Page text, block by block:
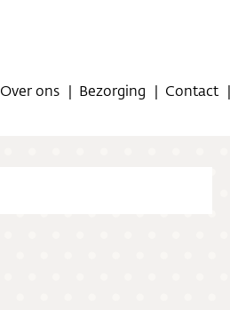
Over ons Bezorging Contact